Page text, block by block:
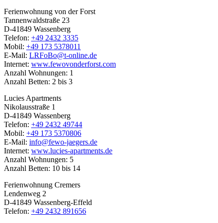
Ferienwohnung von der Forst
Tannenwaldstraße 23
D-41849 Wassenberg
Telefon: +49 2432 3335
Mobil: +49 173 5378011
E-Mail: LRFoBo@t-online.de
Internet: www.fewovonderforst.com
Anzahl Wohnungen: 1
Anzahl Betten: 2 bis 3
Lucies Apartments
Nikolausstraße 1
D-41849 Wassenberg
Telefon: +49 2432 49744
Mobil: +49 173 5370806
E-Mail: info@fewo-jaegers.de
Internet: www.lucies-apartments.de
Anzahl Wohnungen: 5
Anzahl Betten: 10 bis 14
Ferienwohnung Cremers
Lendenweg 2
D-41849 Wassenberg-Effeld
Telefon: +49 2432 891656